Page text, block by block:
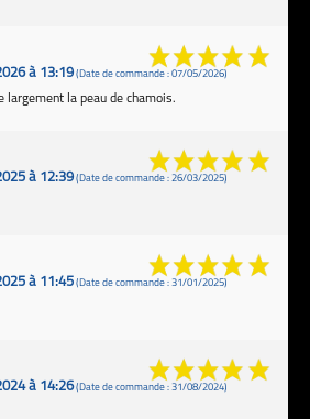
à 13:19(Date de commande : 07/05/2026)
largement la peau de chamois.
à 12:39(Date de commande : 26/03/2025)
à 11:45(Date de commande : 31/01/2025)
à 14:26(Date de commande : 31/08/2024)